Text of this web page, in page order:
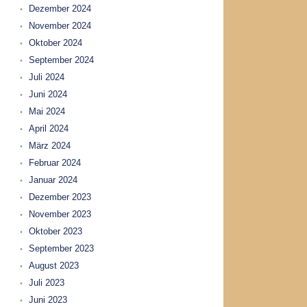
Dezember 2024
November 2024
Oktober 2024
September 2024
Juli 2024
Juni 2024
Mai 2024
April 2024
März 2024
Februar 2024
Januar 2024
Dezember 2023
November 2023
Oktober 2023
September 2023
August 2023
Juli 2023
Juni 2023